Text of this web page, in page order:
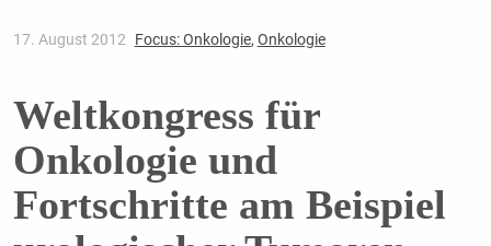
17. August 2012 Focus: Onkologie, Onkologie
Weltkongress für
Onkologie und
Fortschritte am Beispiel